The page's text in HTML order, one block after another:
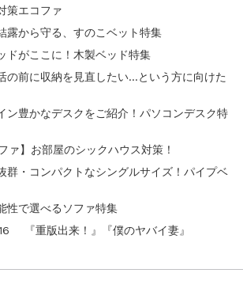
策エコファ
露から守る、すのこベット特集
ドがここに！木製ベッド特集
の前に収納を見直したい…という方に向けた
ン豊かなデスクをご紹介！パソコンデスク特
ァ】お部屋のシックハウス対策！
群・コンパクトなシングルサイズ！パイプベ
性で選べるソファ特集
『重版出来！』『僕のヤバイ妻』